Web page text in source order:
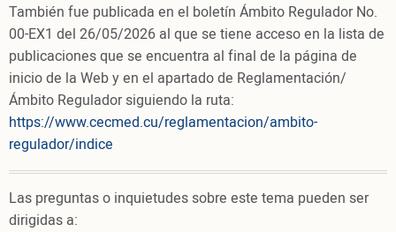
También fue publicada en el boletín Ámbito Regulador No.
00-EX1 del 26/05/2026 al que se tiene acceso en la lista de
publicaciones que se encuentra al final de la página de
inicio de la Web y en el apartado de Reglamentación/
Ámbito Regulador siguiendo la ruta:
https://www.cecmed.cu/reglamentacion/ambito-
regulador/indice
Las preguntas o inquietudes sobre este tema pueden ser
dirigidas a: